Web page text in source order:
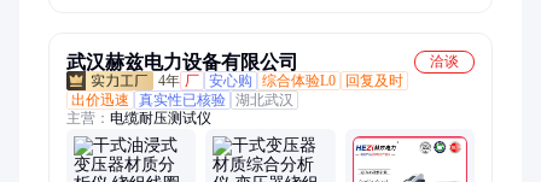
武汉赫兹电力设备有限公司
洽谈
4年 厂 安心购 综合体验L0
回复及时
出价迅速
真实性已核验 湖北武汉
主营： 电缆耐压测试仪